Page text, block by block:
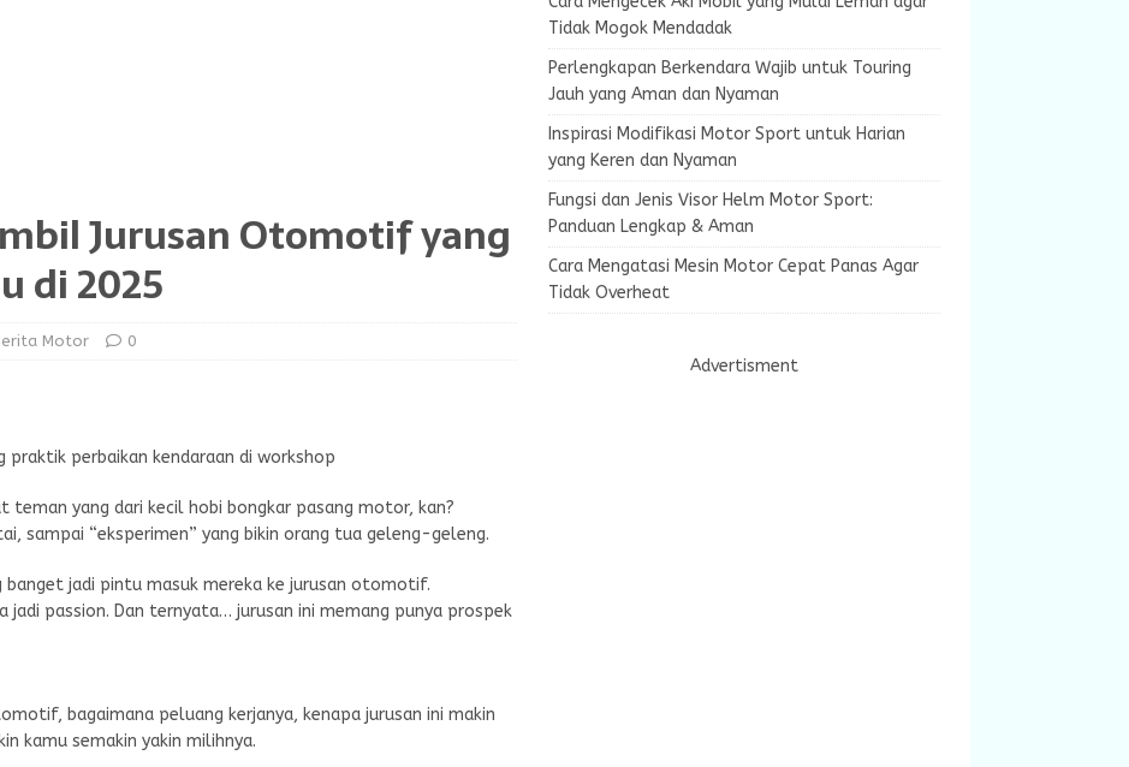
Jurusan Otomotif yang
di 2025
Motor 0
teman yang dari kecil hobi bongkar pasang motor, kan?
sampai “eksperimen” yang bikin orang tua geleng-geleng.
jadi pintu masuk mereka ke jurusan otomotif.
jadi passion. Dan ternyata… jurusan ini memang punya prospek
bagaimana peluang kerjanya, kenapa jurusan ini makin
kamu semakin yakin milihnya.
Tidak Mogok Mendadak
Perlengkapan Berkendara Wajib untuk Touring
Jauh yang Aman dan Nyaman
Inspirasi Modifikasi Motor Sport untuk Harian
yang Keren dan Nyaman
Fungsi dan Jenis Visor Helm Motor Sport:
Panduan Lengkap & Aman
Cara Mengatasi Mesin Motor Cepat Panas Agar
Tidak Overheat
Advertisment